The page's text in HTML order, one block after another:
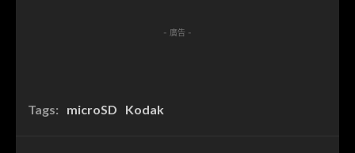
- 廣告 -
Tags: microSD Kodak